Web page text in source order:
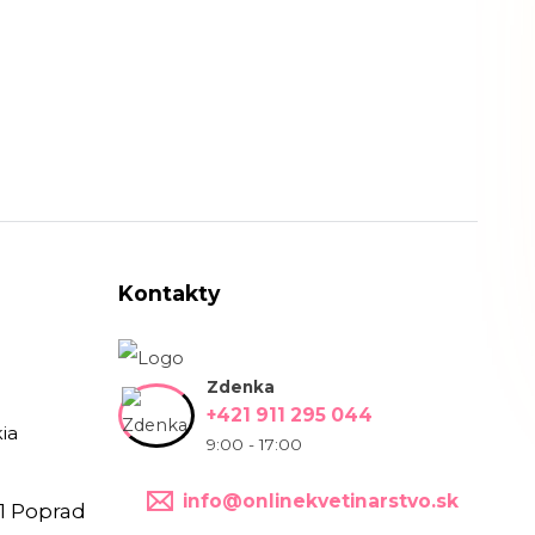
Poprad
Kontakty
Zdenka
+421 911 295 044
9:00 - 17:00
info@onlinekvetinarstvo.sk